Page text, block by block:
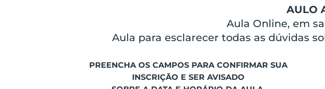
AULO
Aula Online, em
Aula para esclarecer todas as dúvidas
PREENCHA OS CAMPOS PARA CONFIRMAR SUA
INSCRIÇÃO E SER AVISADO